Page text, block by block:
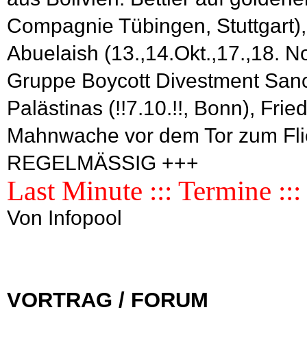
Compagnie Tübingen,
Abuelaish (13.,14.Okt.,17.,18.
Gruppe Boycott Divestment
Palästinas (!!7.10.!!, Bonn),
Mahnwache vor dem Tor zum
REGELMÄSSIG +++
Last Minute ::: Termine :::
Von Infopool
VORTRAG / FORUM